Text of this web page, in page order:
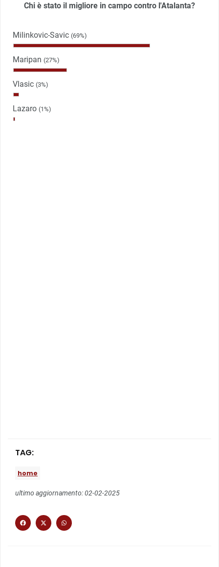
Chi è stato il migliore in campo contro l'Atalanta?
Milinkovic-Savic (69%)
Maripan (27%)
Vlasic (3%)
Lazaro (1%)
TAG:
home
ultimo aggiornamento: 02-02-2025